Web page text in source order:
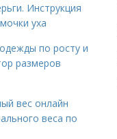
Инструкция
уха
по росту и
размеров
вес онлайн
веса по